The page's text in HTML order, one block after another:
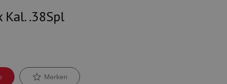
Kal. .38Spl
Merken